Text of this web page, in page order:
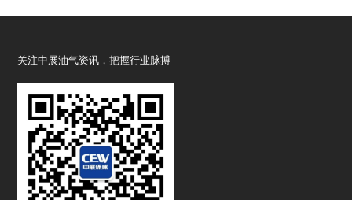
关注中展油气资讯，把握行业脉搏